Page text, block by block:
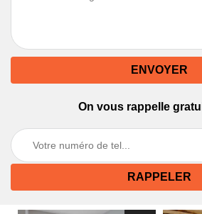
On vous rappelle